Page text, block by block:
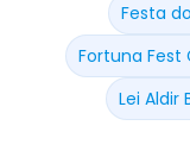
Festa
Fortuna Fest
Lei Aldir